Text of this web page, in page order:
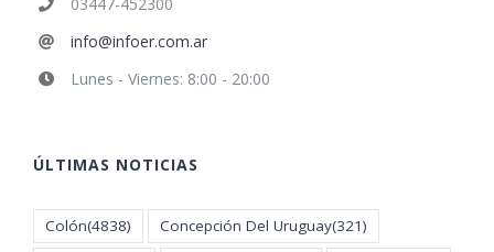
info@infoer.com.ar
Lunes - Viernes: 8:00 - 20:00
ÚLTIMAS NOTICIAS
Colón(4838) Concepción Del Uruguay(321)